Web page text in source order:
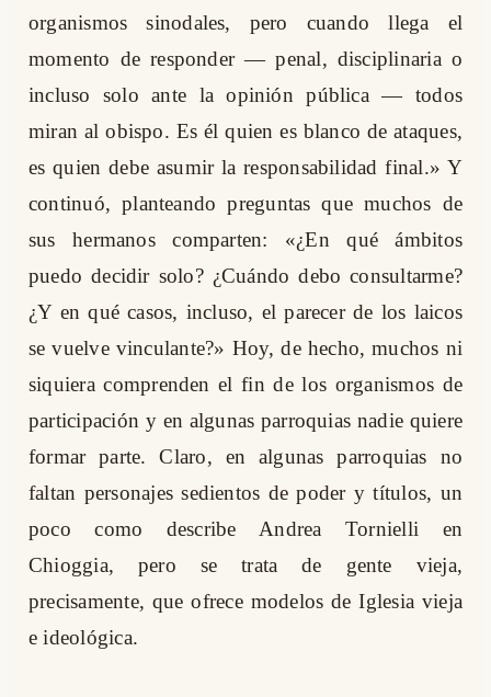
organismos sinodales, pero cuando llega el
momento de responder — penal, disciplinaria o
incluso solo ante la opinión pública — todos
miran al obispo. Es él quien es blanco de ataques,
es quien debe asumir la responsabilidad final.» Y
continuó, planteando preguntas que muchos de
sus hermanos comparten: «¿En qué ámbitos
puedo decidir solo? ¿Cuándo debo consultarme?
¿Y en qué casos, incluso, el parecer de los laicos
se vuelve vinculante?» Hoy, de hecho, muchos ni
siquiera comprenden el fin de los organismos de
participación y en algunas parroquias nadie quiere
formar parte. Claro, en algunas parroquias no
faltan personajes sedientos de poder y títulos, un
poco como describe Andrea Tornielli en
Chioggia, pero se trata de gente vieja,
precisamente, que ofrece modelos de Iglesia vieja
e ideológica.